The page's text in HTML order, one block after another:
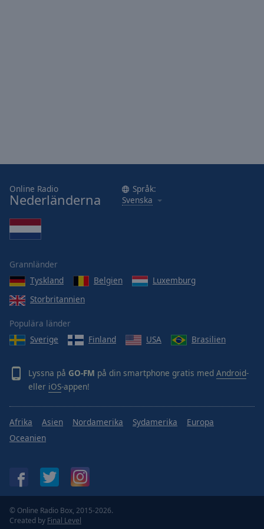
Font
Family
Done
Close
Dialog
dialog
Online Radio
Nederländerna
Språk:
Svenska
Grannländer
Tyskland
Belgien
Luxemburg
Storbritannien
Populära länder
Sverige
Finland USA Brasilien
Lyssna på GO-FM på din smartphone gratis med Android-
eller iOS-appen!
Afrika Asien Nordamerika Sydamerika
Europa
Oceanien
© Online Radio Box, 2015-2026.
Created by Final Level